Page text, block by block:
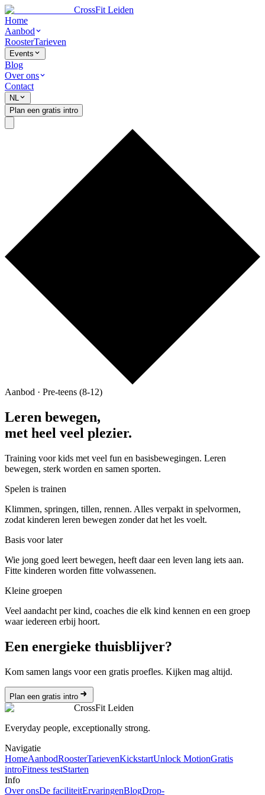
CrossFit Leiden
Home
Aanbod
RoosterTarieven
Events
Blog
Over ons
Contact
NL
Plan een gratis intro
Aanbod · Pre-teens (8-12)
Leren bewegen,
met heel veel plezier.
Training voor kids met veel fun en basisbewegingen. Leren
bewegen, sterk worden en samen sporten.
Spelen is trainen
Klimmen, springen, tillen, rennen. Alles verpakt in spelvormen,
zodat kinderen leren bewegen zonder dat het les voelt.
Basis voor later
Wie jong goed leert bewegen, heeft daar een leven lang iets aan.
Fitte kinderen worden fitte volwassenen.
Kleine groepen
Veel aandacht per kind, coaches die elk kind kennen en een groep
waar iedereen erbij hoort.
Een energieke thuisblijver?
Kom samen langs voor een gratis proefles. Kijken mag altijd.
Plan een gratis intro
CrossFit Leiden
Everyday people, exceptionally strong.
Navigatie
HomeAanbodRoosterTarievenKickstartUnlock MotionGratis
introFitness testStarten
Info
Over onsDe faciliteitErvaringenBlogDrop-